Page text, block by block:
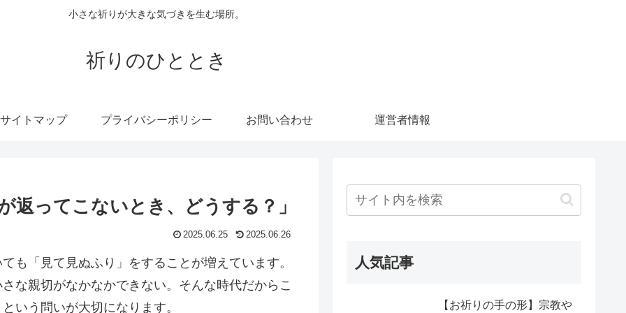
小さな祈りが大きな気づきを生む場所。
祈りのひととき
サイトマップ プライバシーポリシー お問い合わせ 運営者情報
返ってこないとき、どうする？」
2025.06.25 2025.06.26
も「見て見ぬふり」をすることが増えています。
な親切がなかなかできない。そんな時代だからこ
いう問いが大切になります。
人気記事
【お祈りの手の形】宗教や